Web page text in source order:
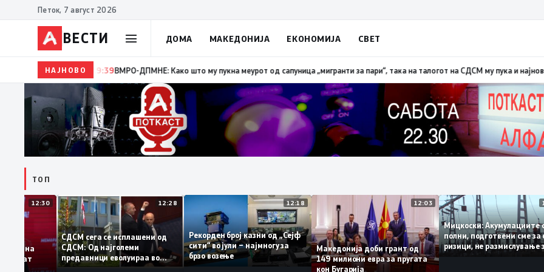
Петок, 7 август 2026
ВЕСТИ ДОМА МАКЕДОНИЈА ЕКОНОМИЈА СВЕТ
НАЈНОВО
19:39 ВМРО-ДПМНЕ: Како што му пукна меурот од сапуница „мигранти за пари“, така на талогот на СДСМ му пука и најновата
ТОП
12:30
на
12:28
СДСМ сега се исплашени од
СДСМ: Од најголеми
предавници еволуираа во
најголеми патриоти
12:18
Рекорден број казни од „Сејф
сити“ во јули – најмногу за
брзо возење
12:03
Македонија доби грант од
149 милиони евра за пругата
кон Бугарија
Мицкоски:
полни, подготвени
ризици, не
поскапување на